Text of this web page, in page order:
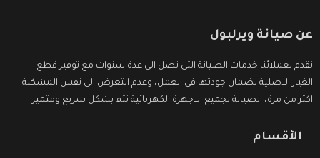
عن صيانة ويرلبول
نقدم لعملائنا خدمات الصيانة التى تصل الى عدة سنوات مع توفير قطع
الغيار الاصلية لضمان جودتها فى العمل، وعدم التعرض الى نفس المشكلة
اكثر من مرة، الصيانة لجميع الاجهزة الكهربائية تتم بشكل سريع ومتميز.
الأقسام